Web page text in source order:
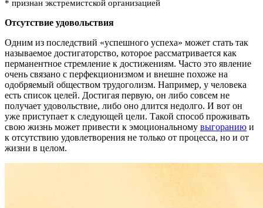
* признан экстремистской организацией
Отсутствие удовольствия
Одним из последствий «успешного успеха» может стать так
называемое достигаторство, которое рассматривается как
перманентное стремление к достижениям. Часто это явление
очень связано с перфекционизмом и внешне похоже на
одобряемый обществом трудоголизм. Например, у человека
есть список целей. Достигая первую, он либо совсем не
получает удовольствие, либо оно длится недолго. И вот он
уже приступает к следующей цели. Такой способ проживать
свою жизнь может привести к эмоциональному выгоранию и
к отсутствию удовлетворения не только от процесса, но и от
жизни в целом.